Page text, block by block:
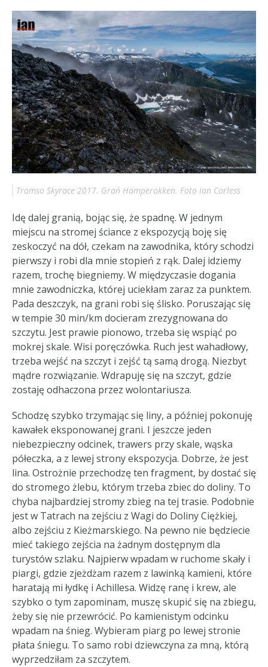
Tromso Skyrace 2017. Grań Hamperokken. Foto Ian Corless
Idę dalej granią, bojąc się, że spadnę. W jednym
miejscu na stromej ściance z ekspozycją boję się
zeskoczyć na dół, czekam na zawodnika, który schodzi
pierwszy i robi dla mnie stopień z rąk. Dalej idziemy
razem, trochę biegniemy. W międzyczasie dogania
mnie zawodniczka, której uciekłam zaraz za punktem.
Pada deszczyk, na grani robi się ślisko. Poruszając się
w tempie 30 min/km docieram zrezygnowana do
szczytu. Jest prawie pionowo, trzeba się wspiąć po
mokrej skale. Wisi poręczówka. Ruch jest wahadłowy,
trzeba wejść na szczyt i zejść tą samą drogą. Niezbyt
mądre rozwiązanie. Wdrapuję się na szczyt, gdzie
zostaję odhaczona przez wolontariusza.
Schodzę szybko trzymając się liny, a później pokonuję
kawałek eksponowanej grani. I jeszcze jeden
niebezpieczny odcinek, trawers przy skale, wąska
półeczka, a z lewej strony ekspozycja. Dobrze, że jest
lina. Ostrożnie przechodzę ten fragment, by dostać się
do stromego żlebu, którym trzeba zbiec do doliny. To
chyba najbardziej stromy zbieg na tej trasie. Podobnie
jest w Tatrach na zejściu z Wagi do Doliny Ciężkiej,
albo zejściu z Kieżmarskiego. Na pewno nie będziecie
mieć takiego zejścia na żadnym dostępnym dla
turystów szlaku. Najpierw wpadam w ruchome skały i
piargi, gdzie zjeżdżam razem z lawinką kamieni, które
haratają mi łydkę i Achillesa. Widzę ranę i krew, ale
szybko o tym zapominam, muszę skupić się na zbiegu,
żeby się nie przewrócić. Po kamienistym odcinku
wpadam na śnieg. Wybieram piarg po lewej stronie
płata śniegu. To samo robi dziewczyna za mną, którą
wyprzedziłam za szczytem.